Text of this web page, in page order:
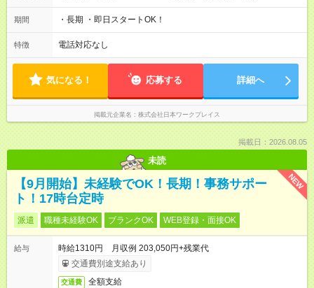
期間 ・長期 ・即日スタートOK！
特徴 電話対応なし
気になる！ 応募する 詳細へ
掲載元企業名 株式会社日本ワークプレイス
掲載日：2026.08.05
未読
NEW
【9月開始】未経験でOK！長期！事務サポー
ト！17時台定時
派遣 職種未経験OK ブランクOK WEB登録・面接OK
給与
時給1310円 月収例 203,050円+残業代
交通費別途支給あり
交通費 全額支給